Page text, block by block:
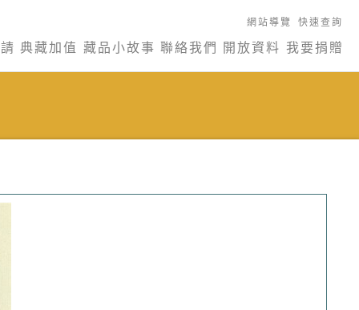
網站導覽 快速查詢
典藏加值 藏品小故事 聯絡我們 開放資料 我要捐贈